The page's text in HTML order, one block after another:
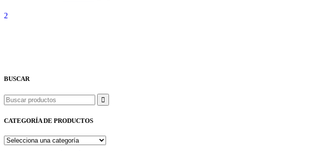
BUSCAR
Buscar
CATEGORÍA DE PRODUCTOS